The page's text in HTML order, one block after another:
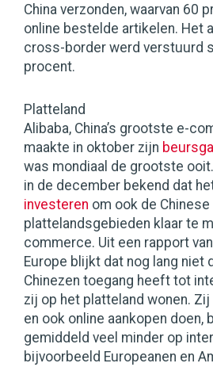
China verzonden, waarvan 60
online bestelde artikelen. Het
cross-border werd verstuurd
procent.
Platteland
Alibaba, China’s grootste e-
maakte in oktober zijn
was mondiaal de grootste
in de december bekend dat
investeren om ook de Chinese
plattelandsgebieden klaar te
commerce. Uit een rapport
Europe blijkt dat nog lang niet
Chinezen toegang heeft tot
zij op het platteland wonen.
en ook online aankopen doen,
gemiddeld veel minder op
bijvoorbeeld Europeanen en